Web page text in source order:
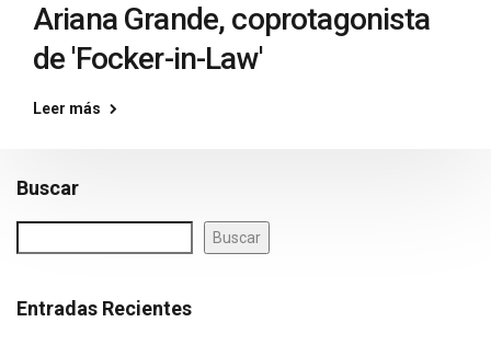
Ariana Grande, coprotagonista
de 'Focker-in-Law'
Leer más
Buscar
Buscar
Entradas Recientes